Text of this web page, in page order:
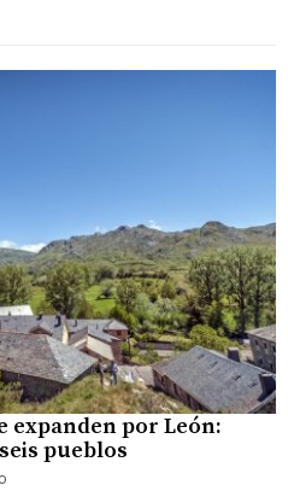
expanden por León:
pueblos